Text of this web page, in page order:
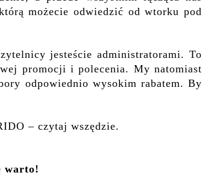
możecie odwiedzić od wtorku pod
jesteście administratorami. To
promocji i polecenia. My natomiast
odpowiednio wysokim rabatem. By
– czytaj wszędzie.
warto!